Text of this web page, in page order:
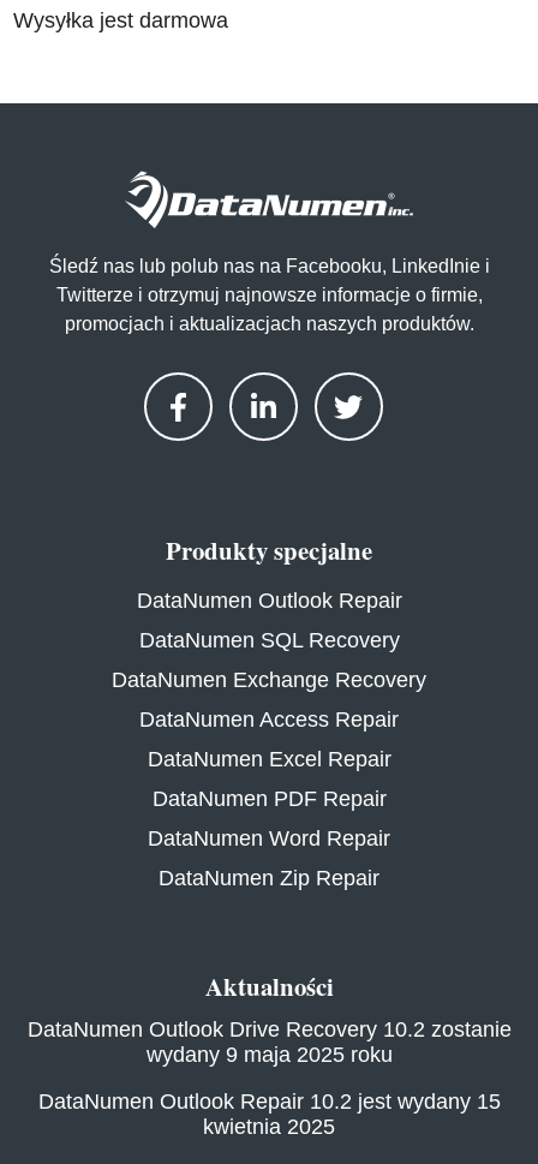
Wysyłka jest darmowa
Śledź nas lub polub nas na Facebooku, LinkedInie i
Twitterze i otrzymuj najnowsze informacje o firmie,
promocjach i aktualizacjach naszych produktów.
Produkty specjalne
DataNumen Outlook Repair
DataNumen SQL Recovery
DataNumen Exchange Recovery
DataNumen Access Repair
DataNumen Excel Repair
DataNumen PDF Repair
DataNumen Word Repair
DataNumen Zip Repair
Aktualności
DataNumen Outlook Drive Recovery 10.2 zostanie
wydany 9 maja 2025 roku
DataNumen Outlook Repair 10.2 jest wydany 15
kwietnia 2025